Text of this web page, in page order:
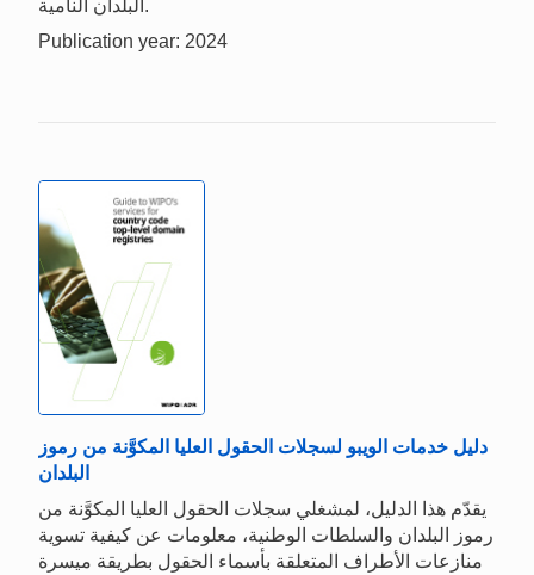
البلدان النامية.
Publication year: 2024
دليل خدمات الويبو لسجلات الحقول العليا المكوَّنة من رموز
البلدان
يقدّم هذا الدليل، لمشغلي سجلات الحقول العليا المكوَّنة من
رموز البلدان والسلطات الوطنية، معلومات عن كيفية تسوية
منازعات الأطراف المتعلقة بأسماء الحقول بطريقة ميسرة